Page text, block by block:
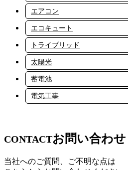
エアコン
エコキュート
トライブリッド
太陽光
蓄電池
電気工事
CONTACTお問い合わせ
当社へのご質問、ご不明な点は